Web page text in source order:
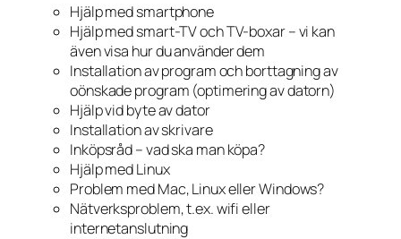
Hjälp med smartphone
Hjälp med smart-TV och TV-boxar – vi kan
även visa hur du använder dem
Installation av program och borttagning av
oönskade program (optimering av datorn)
Hjälp vid byte av dator
Installation av skrivare
Inköpsråd – vad ska man köpa?
Hjälp med Linux
Problem med Mac, Linux eller Windows?
Nätverksproblem, t.ex. wifi eller
internetanslutning